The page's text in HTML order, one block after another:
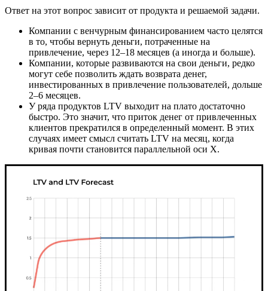
Ответ на этот вопрос зависит от продукта и решаемой задачи.
Компании с венчурным финансированием часто целятся
в то, чтобы вернуть деньги, потраченные на
привлечение, через 12–18 месяцев (а иногда и больше).
Компании, которые развиваются на свои деньги, редко
могут себе позволить ждать возврата денег,
инвестированных в привлечение пользователей, дольше
2–6 месяцев.
У ряда продуктов LTV выходит на плато достаточно
быстро. Это значит, что приток денег от привлеченных
клиентов прекратился в определенный момент. В этих
случаях имеет смысл считать LTV на месяц, когда
кривая почти становится параллельной оси Х.